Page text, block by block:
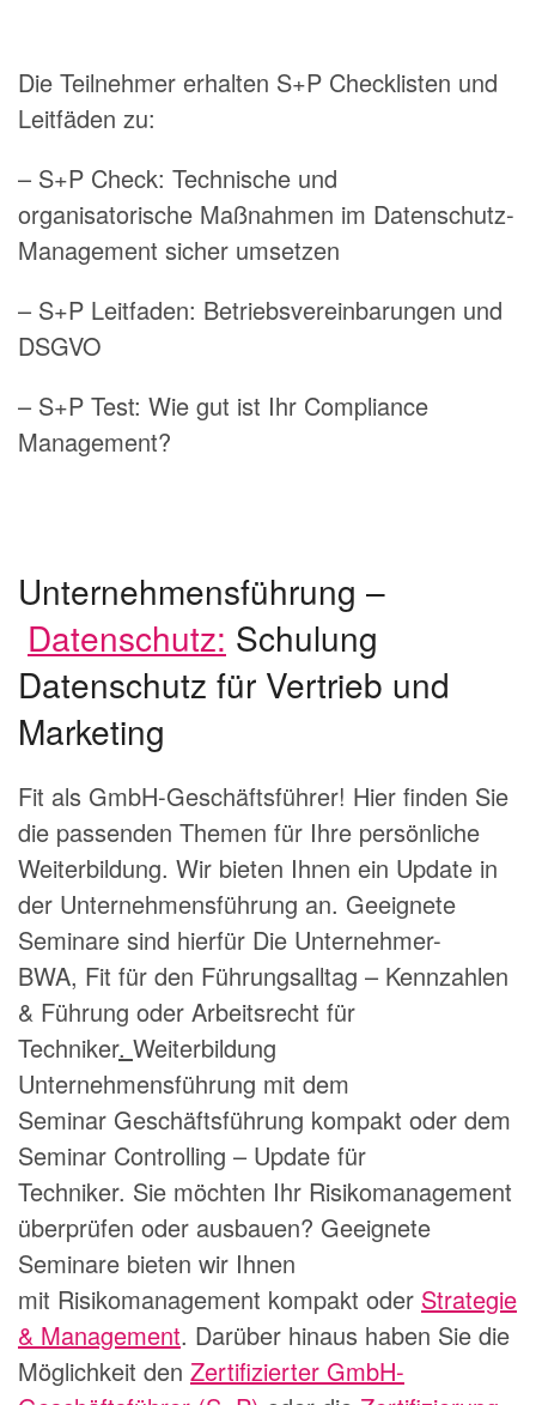
Die Teilnehmer erhalten S+P Checklisten und
Leitfäden zu:
– S+P Check: Technische und
organisatorische Maßnahmen im Datenschutz-
Management sicher umsetzen
– S+P Leitfaden: Betriebsvereinbarungen und
DSGVO
– S+P Test: Wie gut ist Ihr Compliance
Management?
Unternehmensführung –
Datenschutz: Schulung
Datenschutz für Vertrieb und
Marketing
Fit als GmbH-Geschäftsführer! Hier finden Sie
die passenden Themen für Ihre persönliche
Weiterbildung. Wir bieten Ihnen ein Update in
der Unternehmensführung an. Geeignete
Seminare sind hierfür Die Unternehmer-
BWA, Fit für den Führungsalltag – Kennzahlen
& Führung oder Arbeitsrecht für
Techniker. Weiterbildung
Unternehmensführung mit dem
Seminar Geschäftsführung kompakt oder dem
Seminar Controlling – Update für
Techniker. Sie möchten Ihr Risikomanagement
überprüfen oder ausbauen? Geeignete
Seminare bieten wir Ihnen
mit Risikomanagement kompakt oder Strategie
& Management. Darüber hinaus haben Sie die
Möglichkeit den Zertifizierter GmbH-